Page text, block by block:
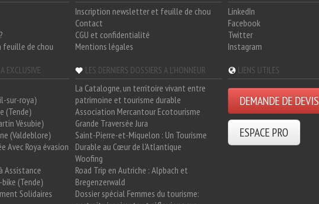
feuille de chou
Inscription newsletter et feuille de chou
Contact
CGU et confidentialité
Mentions légales
LinkedIn
Facebook
Twitter
Instagram
EXCLUSIVE
sur-roya)
(Tende)
Vésubie)
(Valdeblore)
Avec Roya évasion
Assistance
(Tende)
Solidaires
LES DERNIERS DOSSIERS A L'HONNEUR
La Catalogne, un territoire vivant entre
patrimoine et tourisme durable
Association Mercantour Ecotourisme
Grande Traversée Jura
Saint-Pierre-et-Miquelon : Un Tourisme
Durable au Cœur de l'Atlantique
Woofing
Road Trip en Autriche : Alpbach et
Bregenzerwald
Dossier spécial Femmes du tourisme:
LIENS UTILES
DEMANDE DE DEVIS
ESPACE PRO